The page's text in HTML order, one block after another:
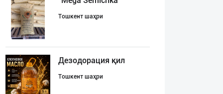
Тошкент шаҳри
Дезодорация қил
Тошкент шаҳри